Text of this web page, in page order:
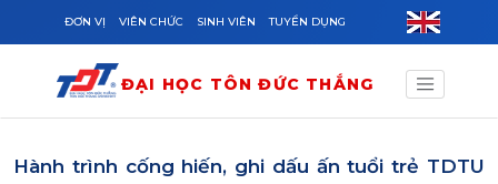
Skip to main content
ĐƠN VỊ VIÊN CHỨC SINH VIÊN TUYỂN DỤNG
ĐẠI HỌC TÔN ĐỨC THẮNG
Hành trình cống hiến, ghi dấu ấn tuổi trẻ TDTU